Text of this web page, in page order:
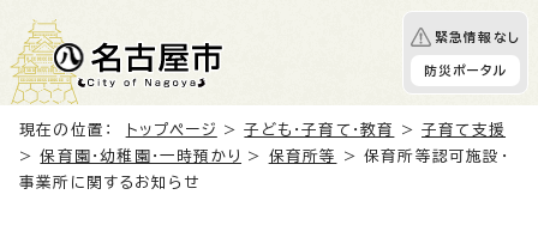
緊急情報なし
防災ポータル
現在の位置： トップページ >子ども・子育て・教育 >子育て支援
>保育園・幼稚園・一時預かり > 保育所等
> 保育所等認可施設・
事業所に関するお知らせ